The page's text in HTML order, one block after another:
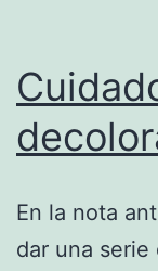
En la nota
dar una serie